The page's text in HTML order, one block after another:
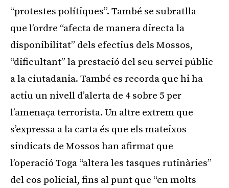
“protestes polítiques”. També se subratlla
que l’ordre “afecta de manera directa la
disponibilitat” dels efectius dels Mossos,
“dificultant” la prestació del seu servei públic
a la ciutadania. També es recorda que hi ha
actiu un nivell d’alerta de 4 sobre 5 per
l’amenaça terrorista. Un altre extrem que
s’expressa a la carta és que els mateixos
sindicats de Mossos han afirmat que
l’operació Toga “altera les tasques rutinàries”
del cos policial, fins al punt que “en molts